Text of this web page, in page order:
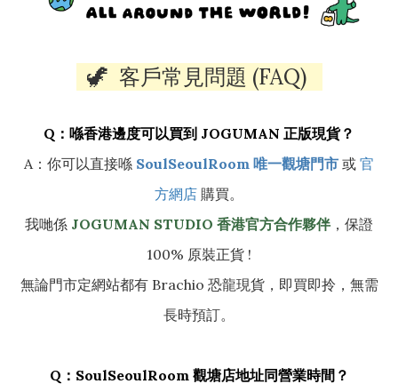
🦖 客戶常見問題 (FAQ)
Q：喺香港邊度可以買到 JOGUMAN 正版現貨？
A：你可以直接喺 SoulSeoulRoom 唯一觀塘門市 或 官
方網店 購買。
我哋係 JOGUMAN STUDIO 香港官方合作夥伴 ，保證
100% 原裝正貨 !
無論門市定網站都有 Brachio 恐龍現貨，即買即拎，無需
長時預訂。
Q：SoulSeoulRoom 觀塘店地址同營業時間？